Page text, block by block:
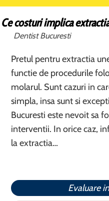
Ce costuri implica
Dentist Bucuresti
Pretul pentru extractia
functie de procedurile
molarul. Sunt cazuri in
simpla, insa sunt si
Bucuresti este nevoit sa
interventii. In orice caz,
la extractia…
Evaluare